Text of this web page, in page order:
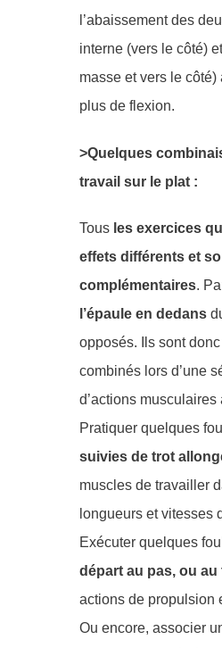
l’abaissement des
interne (vers le côté)
masse et vers le
plus de flexion.
>Quelques
travail sur le plat :
Tous les exercices
effets différents et
complémentaires.
l’épaule en dedans
opposés. Ils sont
combinés lors d’une
d’actions
Pratiquer quelques
suivies de trot
muscles de travailler
longueurs et vitesses
Exécuter quelques
départ au pas, ou au
actions de propulsion
Ou encore, associer